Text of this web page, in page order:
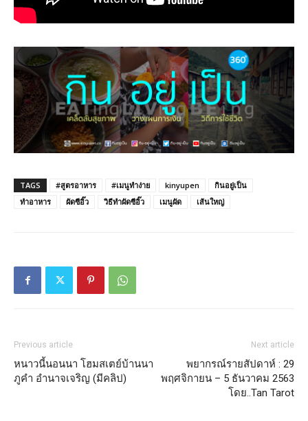
TAGS #สูตรอาหาร #เมนูทำง่าย kinyupen
กินอยู่เป็น
ทำอาหาร
ผัดซีอิ๊ว วิธีทำผัดซีอิ๊ว เมนูผัด เส้นใหญ่
Previous article
หนาวนี้นอนนา โฮมสเตย์บ้านนา
ภูคำ อำนาจเจริญ (มีคลิป)
Next article
พยากรณ์รายสัปดาห์ : 29
พฤศจิกายน – 5 ธันวาคม 2563
โดย..Tan Tarot